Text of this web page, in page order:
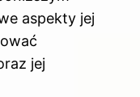
aspekty jej
jej